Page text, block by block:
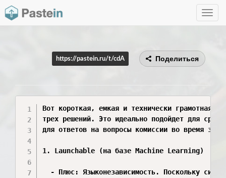
Toggle
https://pastein.ru/t/cdA Поделиться
Вот короткая, емкая и технически грамотная
трех решений. Это идеально подойдет для
для ответов на вопросы комиссии во время
1. Launchable (на базе Machine Learning)
- Плюс: Языконезависимость. Поскольку